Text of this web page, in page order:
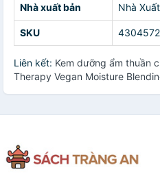
Nhà xuất bản Nhà
SKU
Liên kết: Kem dưỡng ẩm thuần
Therapy Vegan Moisture